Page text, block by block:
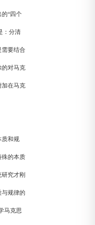
“四个
：分清
需要结合
的对马克
加在马克
质和规
殊的本质
究才刚
与规律的
马克思